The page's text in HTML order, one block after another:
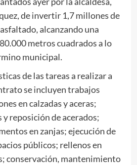
de invertir 1,7 millones de
alcanzando una
metros cuadrados a lo
municipal.
de las tareas a realizar a
se incluyen trabajos
en calzadas y aceras;
y reposición de acerados;
en zanjas; ejecución de
públicos; rellenos en
conservación, mantenimiento